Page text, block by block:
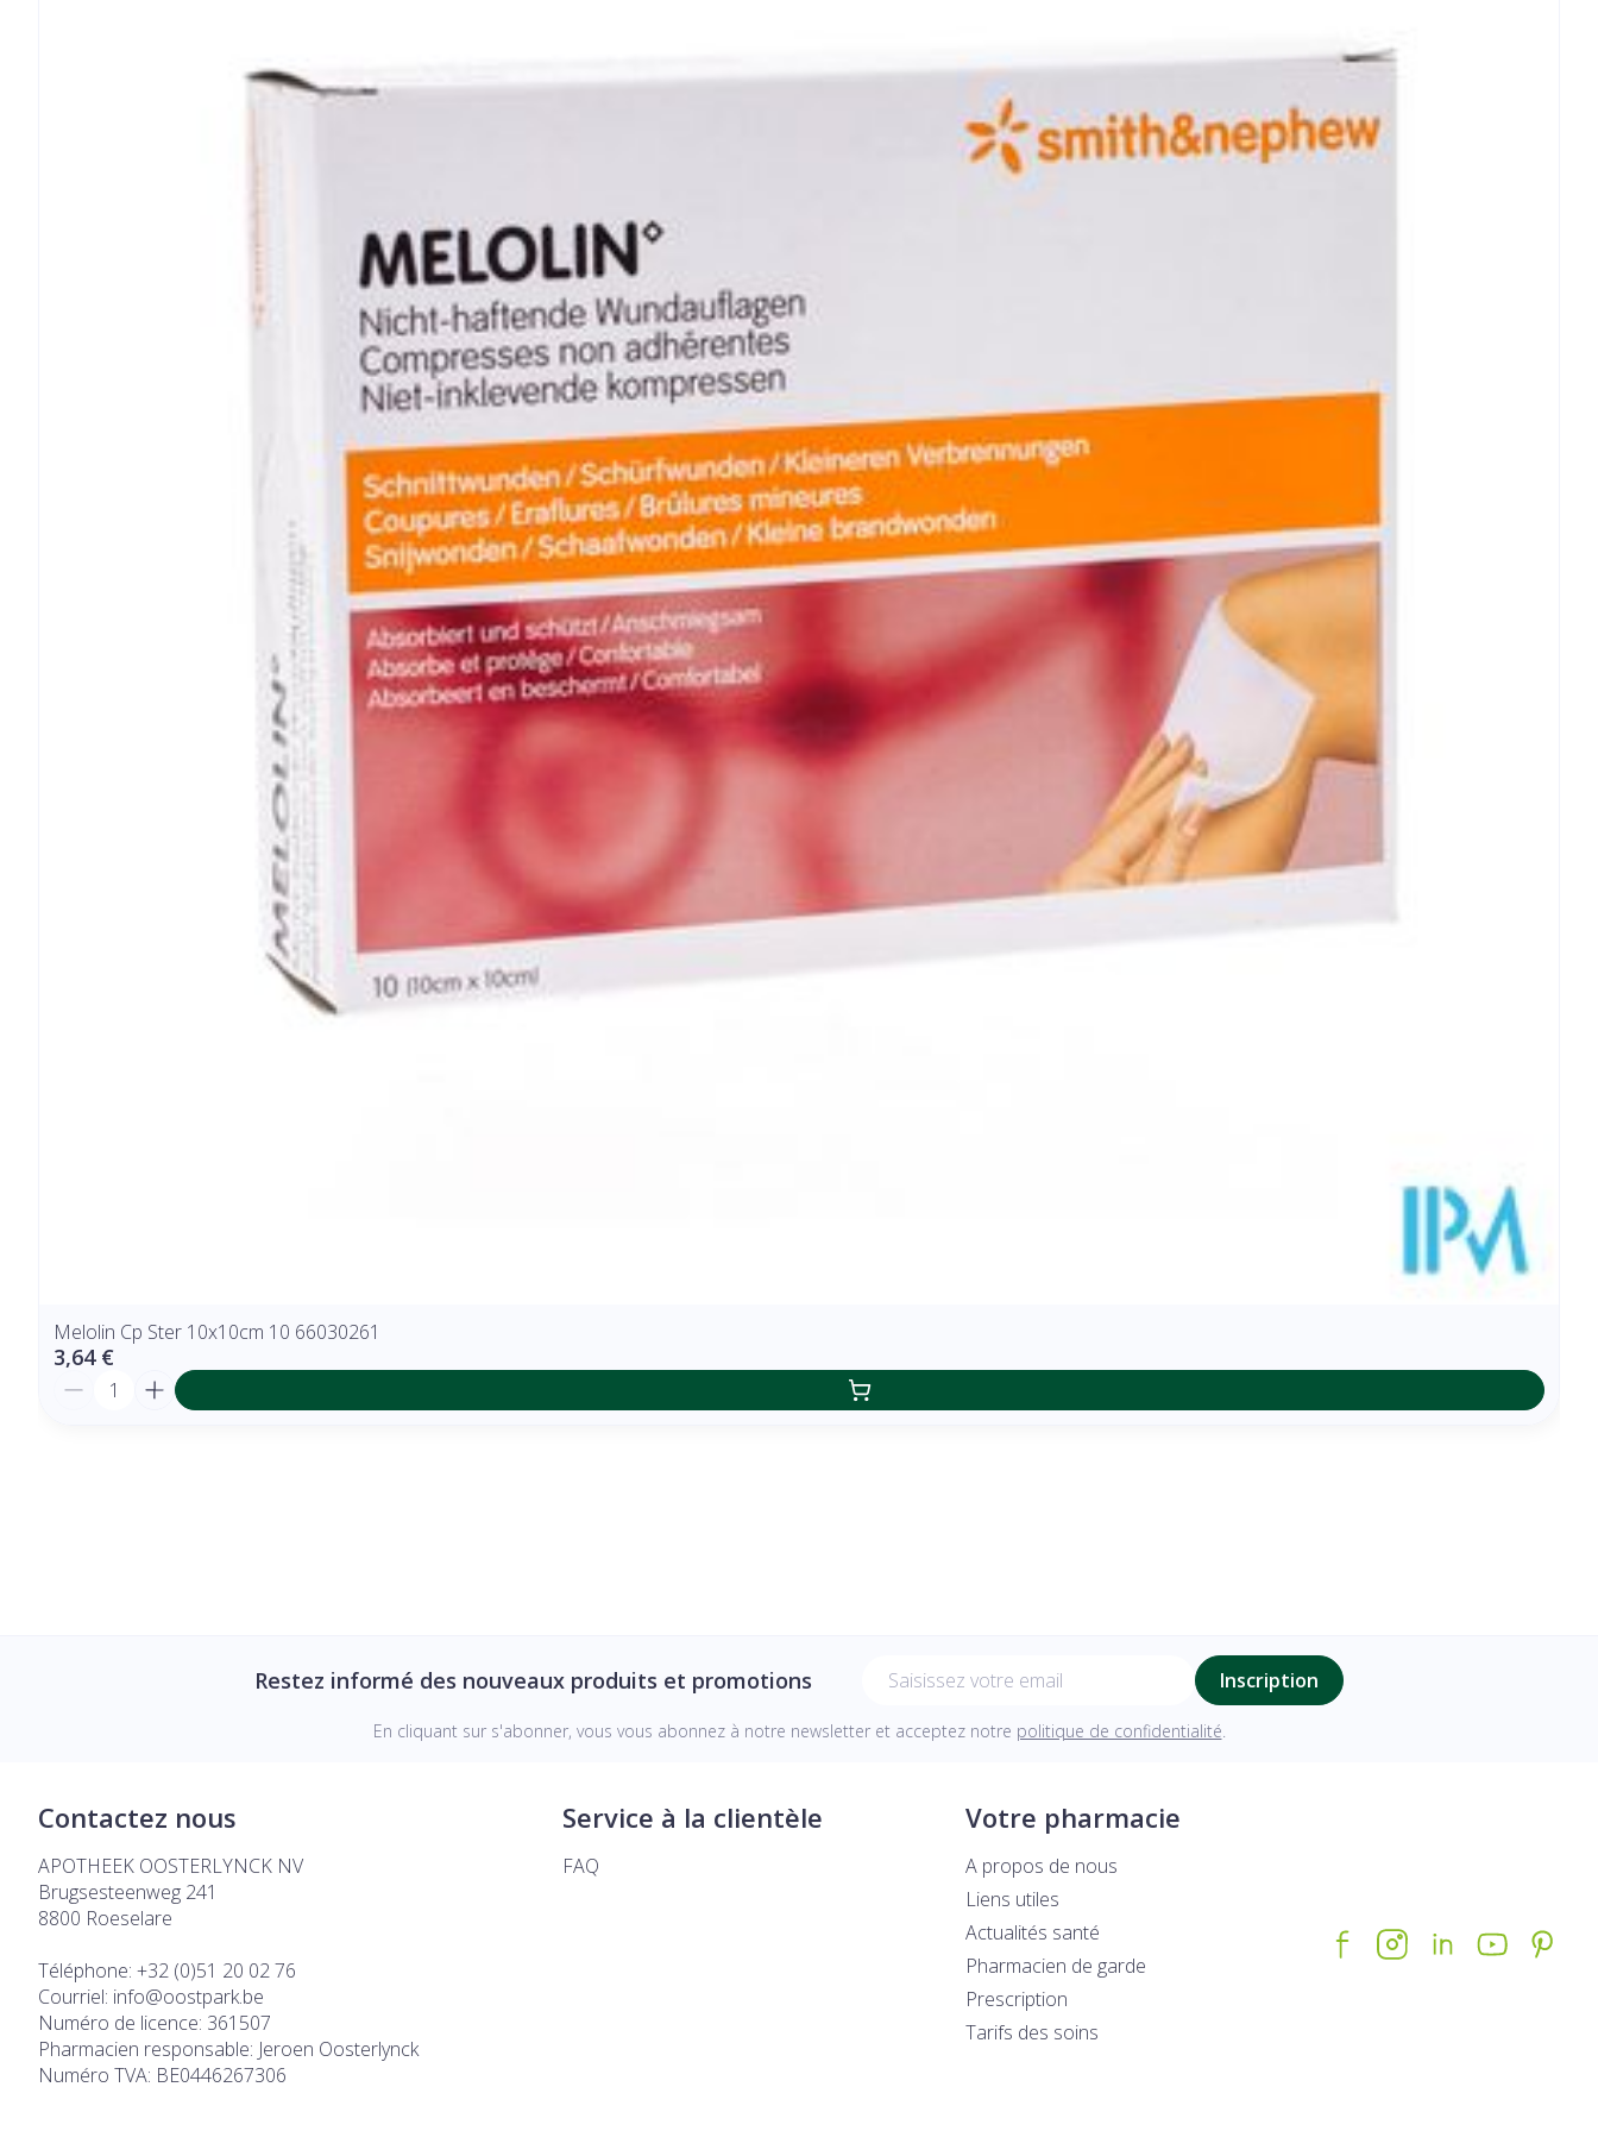
Melolin Cp Ster 10x10cm 10 66030261
3,64 €
Quantité
Restez informé des nouveaux produits et promotions Inscription
En cliquant sur s'abonner, vous vous abonnez à notre newsletter et acceptez notre politique de confidentialité
Contactez nous
APOTHEEK OOSTERLYNCK NV
Brugsesteenweg 241
8800 Roeselare
Téléphone: +32 (0)51 20 02 76
Courriel: info@oostpark.be
Numéro de licence: 361507
Pharmacien responsable: Jeroen Oosterlynck
Numéro TVA: BE0446267306
Service à la clientèle
FAQ
Votre pharmacie
A propos de nous
Liens utiles
Actualités santé
Pharmacien de garde
Prescription
Tarifs des soins